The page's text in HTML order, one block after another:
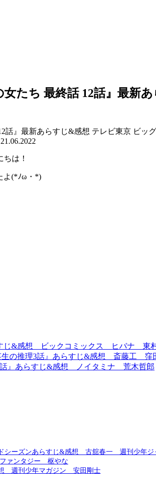
たち 最終話 12話』最新
21.06.2022
は！
よ(*ﾉω・*)
すじ&感想 ビックコミックス ヒバナ 東
生の推理3話』あらすじ&感想 斎藤工 窪
話』あらすじ&感想 ノイタミナ 荒木哲郎
シーズンあらすじ&感想 古舘春一 週刊少年ジ
ァンタジー 枢やな
想 週刊少年マガジン 安田剛士